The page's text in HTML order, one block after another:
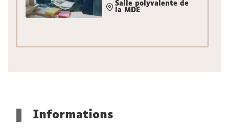
Salle polyvalente de
la MDE
Informations